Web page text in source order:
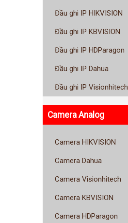
Đầu ghi IP HIKVISION
Đầu ghi IP KBVISION
Đầu ghi IP HDParagon
Đầu ghi IP Dahua
Đầu ghi IP Visionhitech
Camera Analog
Camera HIKVISION
Camera Dahua
Camera Visionhitech
Camera KBVISION
Camera HDParagon